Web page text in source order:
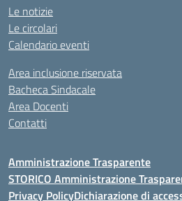
Le notizie
Le circolari
Calendario eventi
Area inclusione riservata
Bacheca Sindacale
Area Docenti
Contatti
Amministrazione Trasparente
STORICO Amministrazione
Privacy PolicyDichiarazione di